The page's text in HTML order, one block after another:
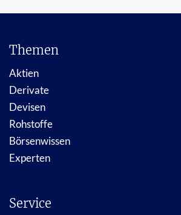
Themen
Aktien
Derivate
Devisen
Rohstoffe
Börsenwissen
Experten
Service